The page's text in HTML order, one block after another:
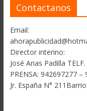
Contactanos
Email:
Director interino:
José Arias Padilla
PRENSA: 942697277 –
Jr. España N°